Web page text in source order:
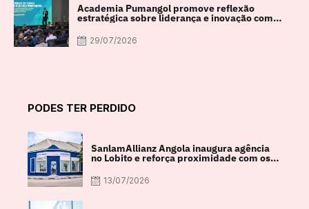
Academia Pumangol promove reflexão
estratégica sobre liderança e inovação com
especialista internacional Nadim Habib
29/07/2026
PODES TER PERDIDO
SanlamAllianz Angola inaugura agência
no Lobito e reforça proximidade com os
13/07/2026